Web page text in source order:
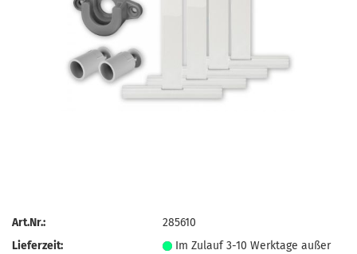
Art.Nr.:
285610
Lieferzeit:
Im Zulauf 3-10 Werktage außer